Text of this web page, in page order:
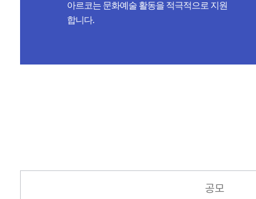
아르코는 문화예술 활동을 적극적으로 지원
합니다.
공모